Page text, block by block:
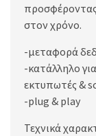
προσφέροντας
στον χρόνο.
-μεταφορά
-κατάλληλο
εκτυπωτές &
-plug & play
Τεχνικά